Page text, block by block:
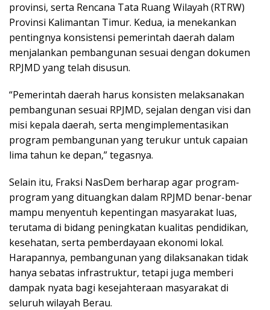
provinsi, serta Rencana Tata Ruang Wilayah (RTRW)
Provinsi Kalimantan Timur. Kedua, ia menekankan
pentingnya konsistensi pemerintah daerah dalam
menjalankan pembangunan sesuai dengan dokumen
RPJMD yang telah disusun.
“Pemerintah daerah harus konsisten melaksanakan
pembangunan sesuai RPJMD, sejalan dengan visi dan
misi kepala daerah, serta mengimplementasikan
program pembangunan yang terukur untuk capaian
lima tahun ke depan,” tegasnya.
Selain itu, Fraksi NasDem berharap agar program-
program yang dituangkan dalam RPJMD benar-benar
mampu menyentuh kepentingan masyarakat luas,
terutama di bidang peningkatan kualitas pendidikan,
kesehatan, serta pemberdayaan ekonomi lokal.
Harapannya, pembangunan yang dilaksanakan tidak
hanya sebatas infrastruktur, tetapi juga memberi
dampak nyata bagi kesejahteraan masyarakat di
seluruh wilayah Berau.